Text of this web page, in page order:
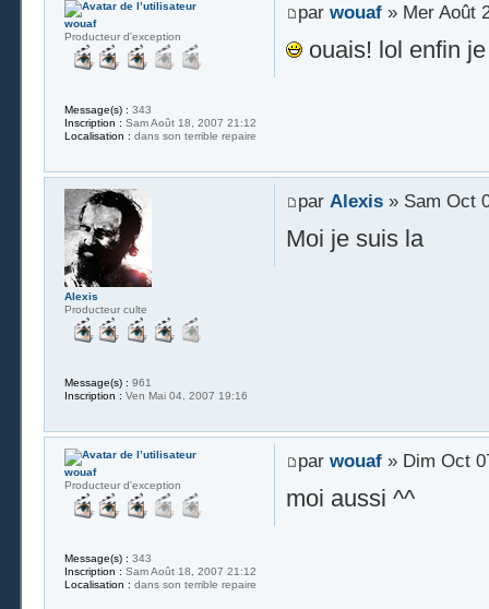
par wouaf» Mer Août
ouais! lol enfin
wouaf
Producteur d'exception
Message(s) : 343
Inscription : Sam Août 18, 2007 21:12
Localisation : dans son terrible repaire
par Alexis» Sam Oct
Moi je suis la
Alexis
Producteur culte
Message(s) : 961
Inscription : Ven Mai 04, 2007 19:16
par wouaf» Dim Oct
moi aussi ^^
wouaf
Producteur d'exception
Message(s) : 343
Inscription : Sam Août 18, 2007 21:12
Localisation : dans son terrible repaire